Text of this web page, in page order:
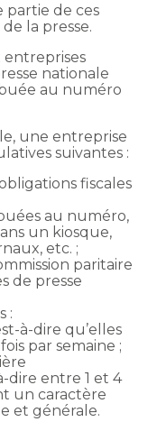
partie de ces
la presse.
entreprises
nationale
au numéro
une entreprise
suivantes :
fiscales
au numéro,
un kiosque,
etc. ;
paritaire
de presse
:
à-dire qu’elles
par semaine ;
dire entre 1 et 4
un caractère
et générale.